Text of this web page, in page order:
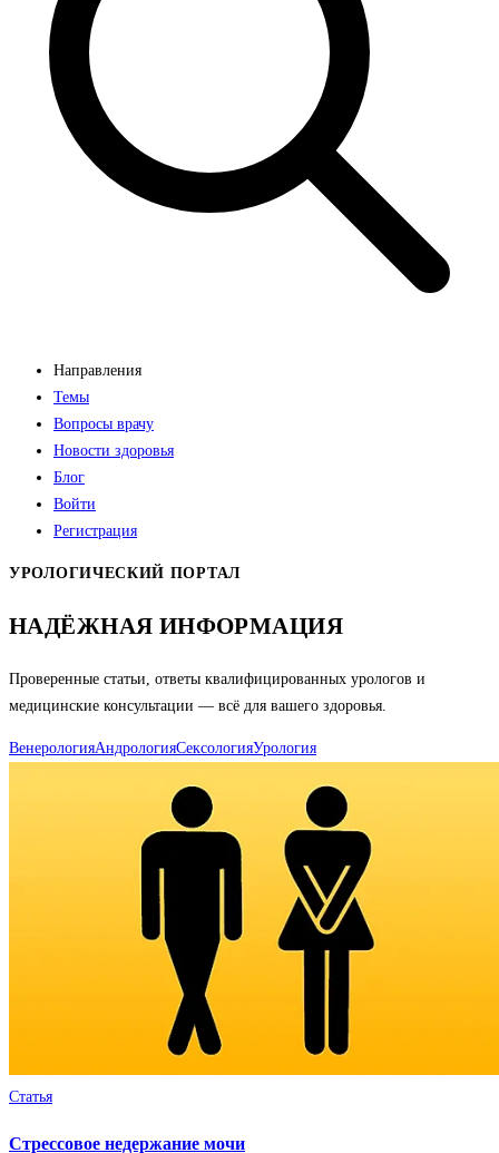
Направления
Темы
Вопросы врачу
Новости здоровья
Блог
Войти
Регистрация
УРОЛОГИЧЕСКИЙ ПОРТАЛ
НАДЁЖНАЯ ИНФОРМАЦИЯ
Проверенные статьи, ответы квалифицированных урологов и
медицинские консультации — всё для вашего здоровья.
ВенерологияАндрологияСексологияУрология
Статья
Стрессовое недержание мочи